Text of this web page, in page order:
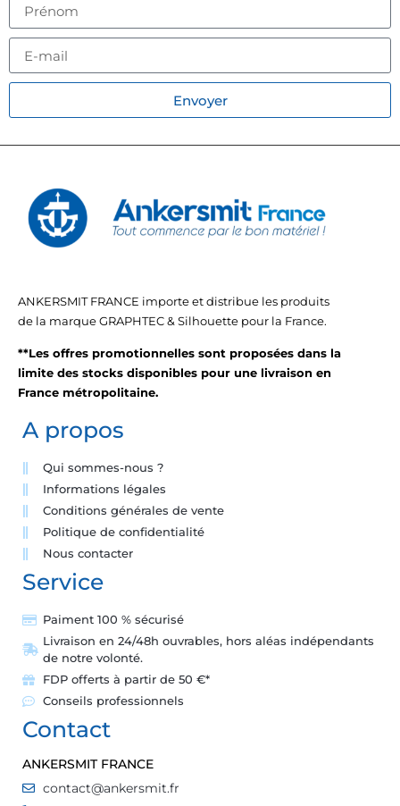
Envoyer
ANKERSMIT FRANCE importe et distribue les produits
de la marque GRAPHTEC & Silhouette pour la France.
**Les offres promotionnelles sont proposées dans la
limite des stocks disponibles pour une livraison en
France métropolitaine.
A propos
Qui sommes-nous ?
Informations légales
Conditions générales de vente
Politique de confidentialité
Nous contacter
Service
Paiment 100 % sécurisé
Livraison en 24/48h ouvrables, hors aléas indépendants
de notre volonté.
FDP offerts à partir de 50 €*
Conseils professionnels
Contact
ANKERSMIT FRANCE
contact@ankersmit.fr